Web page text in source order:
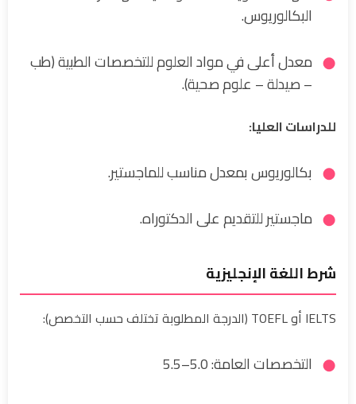
البكالوريوس.
معدل أعلى في مواد العلوم للتخصصات الطبية (طب
– صيدلة – علوم صحية).
للدراسات العليا:
بكالوريوس بمعدل مناسب للماجستير.
ماجستير للتقديم على الدكتوراه.
شرط اللغة الإنجليزية
IELTS أو TOEFL (الدرجة المطلوبة تختلف حسب التخصص):
التخصصات العامة: 5.0–5.5